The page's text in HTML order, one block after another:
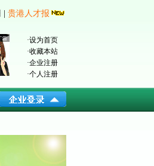
贵港人才报
·设为首页
·收藏本站
·企业注册
·个人注册